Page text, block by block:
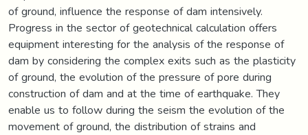
of ground, influence the response of dam intensively.
Progress in the sector of geotechnical calculation offers
equipment interesting for the analysis of the response of
dam by considering the complex exits such as the plasticity
of ground, the evolution of the pressure of pore during
construction of dam and at the time of earthquake. They
enable us to follow during the seism the evolution of the
movement of ground, the distribution of strains and